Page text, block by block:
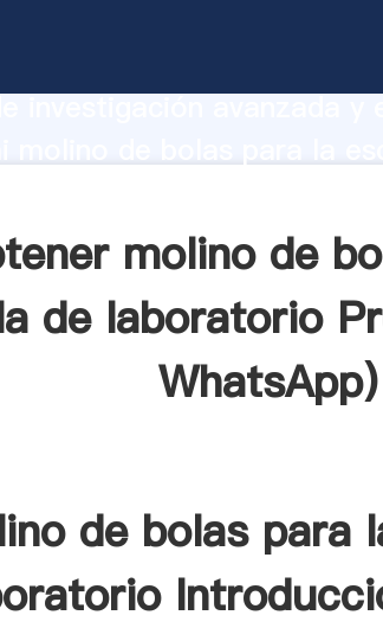
molino de
de laboratorio
WhatsApp)
de bolas para